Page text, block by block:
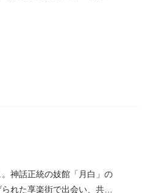
神話正統の妓館「月白」の
れた享楽街で出会い、共に